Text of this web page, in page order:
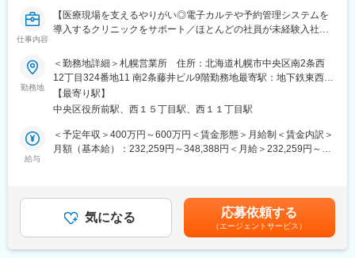
■組織構成
札幌営業所はアットホームな雰囲気で、20～40代を中心に中途入
■業務の魅力
医療現場に貢献しながらドクターやスタッフとの信頼関係を構築
できるやりがいある仕事です。社会貢献性も高く、営業としての
■教育体制
■就業環境
完全週休2日制（土日祝）、フレックスタイム制、残業月30時間
以内、育児休業実績ありなど、ワークライフバランスを重視した
仕事内容
【医療現場を支えるやりがい◎電子カルテや予約管理システムを
導入するクリニックをサポート／ほとんどの社員が未経験入社】
■職務内容：
当社製品である、電子カルテや予約管理システムの導入支援をお
任せします。クリニックへの訪問が多いため、外勤がメインとな
ります。
＜具体的な業務内容＞
◎システム導入時：
※システム使用開始当日は、クリニックでの立ち合いあり。
※システム単体で新規導入する場合、平均6～8回程度、訪問やリ
モート対応、電話対応などを行います。お客様とじっくり向き合
勤務地
＜勤務地詳細＞札幌営業所 住所：北海道札幌市中央区南2条西
12丁目324番地11 南2条藤井ビル9階勤務地最寄駅：地下鉄東西線
線／西11丁目駅駅受動喫煙対策：屋内全面禁煙変更の範囲：会社
の定める事業所
【最寄り駅】
中央区役所前駅、西１５丁目駅、西１１丁目駅
給与
＜予定年収＞400万円～600万円＜賃金形態＞月給制＜賃金内訳＞
月額（基本給）：232,259円～348,388円＜月給＞232,259円～
ります。月給(月額)は固定手当を含めた表記です。
気になる 応募依頼する
（エージェントサービス）